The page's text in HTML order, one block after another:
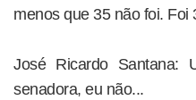
menos que 35 não foi. Foi
José Ricardo Santana:
senadora, eu não...